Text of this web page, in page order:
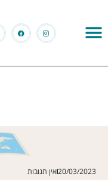
20/03/2023אין תגובות